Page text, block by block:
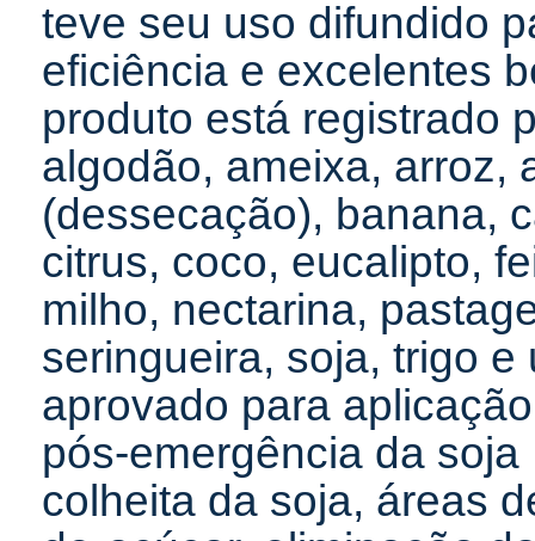
teve seu uso difundido
eficiência e excelentes
produto está registrado
algodão, ameixa, arroz,
(dessecação), banana,
citrus, coco, eucalipto,
milho, nectarina,
seringueira, soja, trigo
aprovado para
pós-emergência da
colheita da soja, áreas